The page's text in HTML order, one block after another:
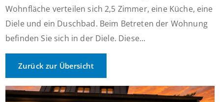
Wohnfläche verteilen sich 2,5 Zimmer, eine Küche, eine
Diele und ein Duschbad. Beim Betreten der Wohnung
befinden Sie sich in der Diele. Diese...
Zurück zur Übersicht